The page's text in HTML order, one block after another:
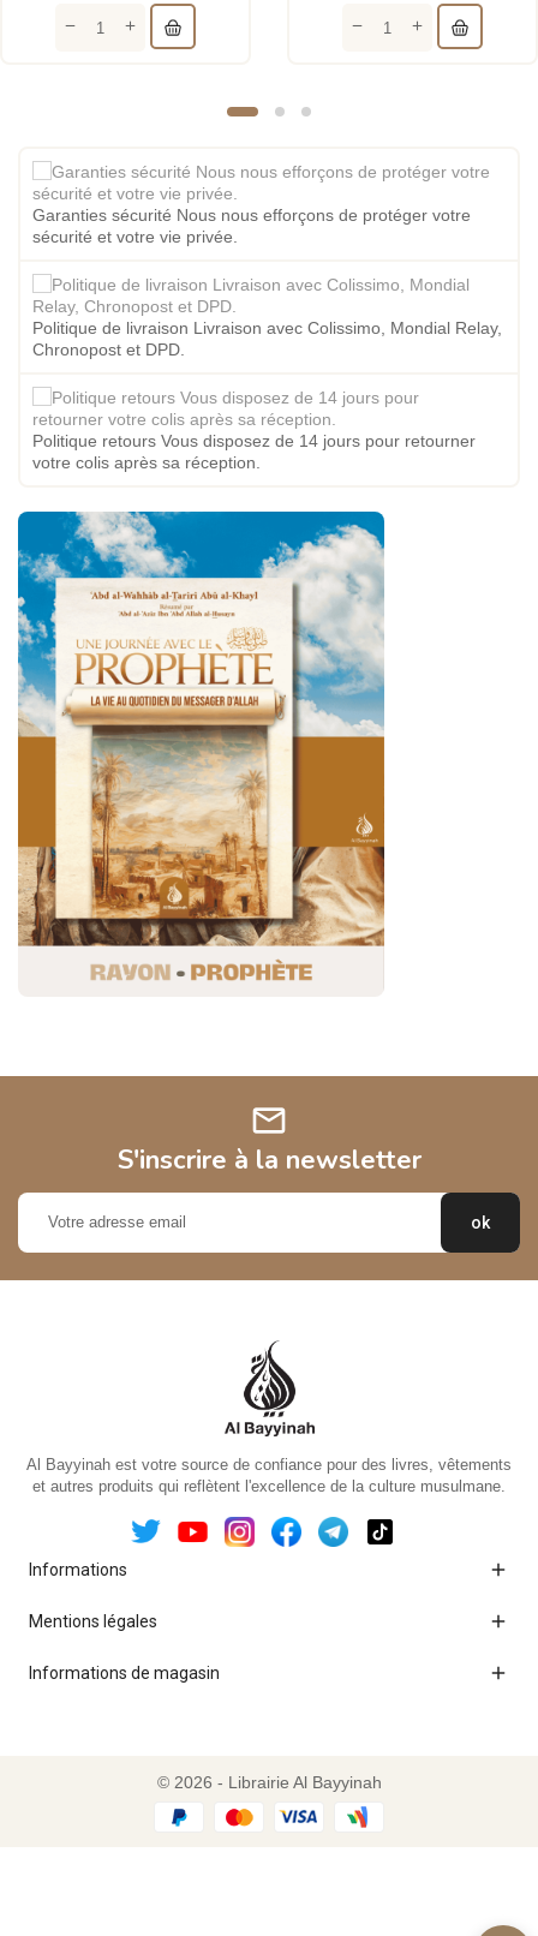
Garanties sécurité Nous nous efforçons de protéger votre
sécurité et votre vie privée.
Politique de livraison Livraison avec Colissimo, Mondial Relay,
Chronopost et DPD.
Politique retours Vous disposez de 14 jours pour retourner
votre colis après sa réception.
mail
S'inscrire à la newsletter
Al Bayyinah est votre source de confiance pour des livres, vêtements
et autres produits qui reflètent l'excellence de la culture musulmane.
Informations 
Mentions légales 
Informations de magasin 
© 2026 - Librairie Al Bayyinah